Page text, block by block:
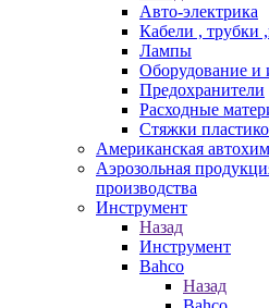
Авто-электрика
Кабели , трубки
Лампы
Оборудование и
Предохранители
Расходные
Стяжки
Американская
Аэрозольная
производства
Инструмент
Назад
Инструмент
Bahco
Назад